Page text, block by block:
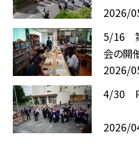
2026/
5/16 第
会の開
2026/
4/30 Ｐ
2026/